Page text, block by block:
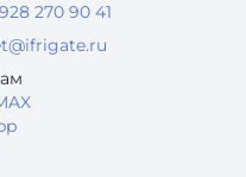
270 90 41